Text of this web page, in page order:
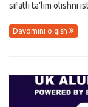
sifatli ta’lim olishni
Davomini o'qish